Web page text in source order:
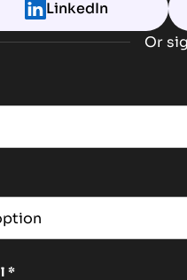
LinkedIn
Or
*